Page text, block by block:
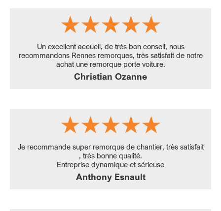
Un excellent accueil, de très bon conseil, nous
recommandons Rennes remorques, très satisfait de notre
achat une remorque porte voiture.
Christian Ozanne
Je recommande super remorque de chantier, très satisfait
, très bonne qualité.
Entreprise dynamique et sérieuse
Anthony Esnault